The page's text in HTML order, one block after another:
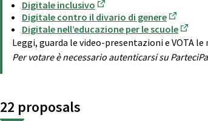
Digitale inclusivo
(Opens in new tab)
Digitale contro il divario di genere
(Opens in
Digitale nell’educazione per le scuole
Leggi, guarda le video-presentazioni e VOTA
Per votare è necessario autenticarsi su
22 proposals